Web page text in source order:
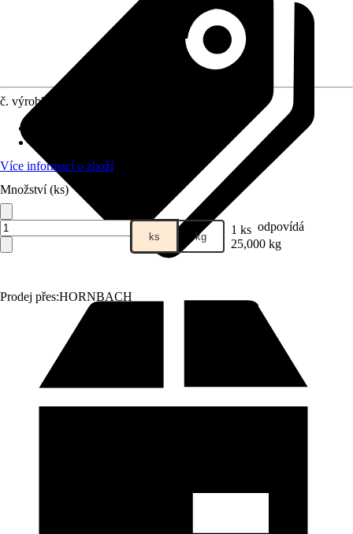
Prodej přes:HORNBACH
č. výrobku
Více informací o zboží
Množství (ks)
ks kg 1 ks odpovídá
25,000 kg